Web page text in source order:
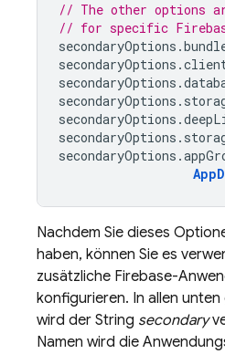
// The other options
// for specific
secondaryOptions .
secondaryOptions .
secondaryOptions .
secondaryOptions .
secondaryOptions .
secondaryOptions .
secondaryOptions .
Nachdem Sie dieses
haben, können Sie es
zusätzliche Firebase-
konfigurieren. In allen
wird der String secondary
Namen wird die